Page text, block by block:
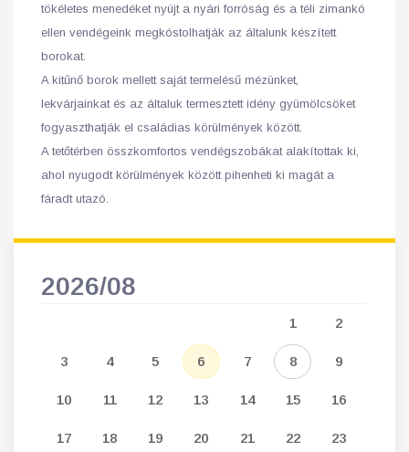
tökéletes menedéket nyújt a nyári forróság és a téli zimankó
ellen vendégeink megkóstolhatják az általunk készített
borokat.
A kitűnő borok mellett saját termelésű mézünket,
lekvárjainkat és az általuk termesztett idény gyümölcsöket
fogyaszthatják el családias körülmények között.
A tetőtérben összkomfortos vendégszobákat alakítottak ki,
ahol nyugodt körülmények között pihenheti ki magát a
fáradt utazó.
2026/08
1 2
3 4 5 6 7 8 9
10 11 12 13 14 15 16
17 18 19 20 21 22 23